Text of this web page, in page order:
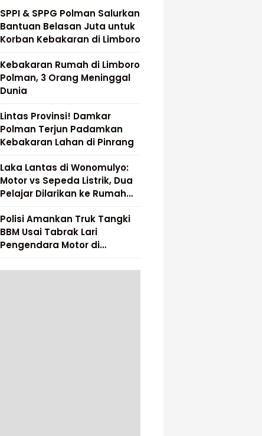
SPPI & SPPG Polman Salurkan
Bantuan Belasan Juta untuk
Korban Kebakaran di Limboro
Kebakaran Rumah di Limboro
Polman, 3 Orang Meninggal
Dunia
Lintas Provinsi! Damkar
Polman Terjun Padamkan
Kebakaran Lahan di Pinrang
Laka Lantas di Wonomulyo:
Motor vs Sepeda Listrik, Dua
Pelajar Dilarikan ke Rumah
Polisi Amankan Truk Tangki
BBM Usai Tabrak Lari
Pengendara Motor di